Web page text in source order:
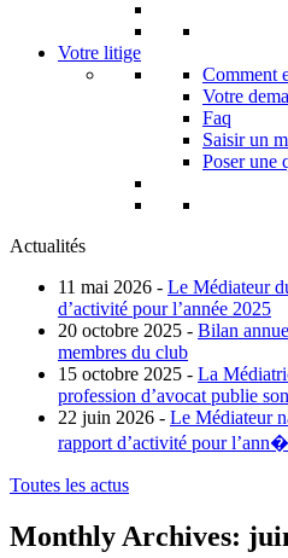
Votre litige
Comment
Votre
Faq
Saisir un
Poser une
Actualités
11 mai 2026 - Le Médiateur
d’activité pour l’année 2025
20 octobre 2025 - Bilan
membres du club
15 octobre 2025 - La
profession d’avocat publie
22 juin 2026 - Le Médiateur
rapport d’activité pour
Toutes les actus
Monthly Archives: